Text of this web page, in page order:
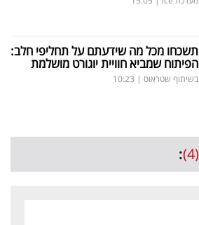
תשכחו מכל מה שידעתם על תחליפי חלב:
הפיתוח שמביא חוויית יוגורט מושלמת
בשיתוף שטראוס |
10:23
(4)
: